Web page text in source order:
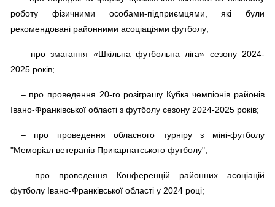
роботу фізичними особами-підприємцями, які були
рекомендовані районними асоціаціями футболу;
– про змагання «Шкільна футбольна ліга» сезону 2024-
2025 років;
– про проведення 20-го розіграшу Кубка чемпіонів районів
Івано-Франківської області з футболу сезону 2024-2025 років;
– про проведення обласного турніру з міні-футболу
"Меморіал ветеранів Прикарпатського футболу";
– про проведення Конференцій районних асоціацій
футболу Івано-Франківської області у 2024 році;